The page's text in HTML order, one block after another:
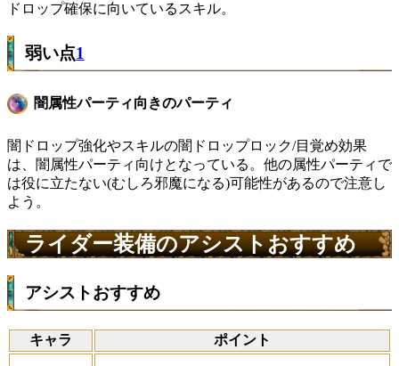
ドロップ確保に向いているスキル。
弱い点1
闇属性パーティ向きのパーティ
闇ドロップ強化やスキルの闇ドロップロック/目覚め効果
は、闇属性パーティ向けとなっている。他の属性パーティで
は役に立たない(むしろ邪魔になる)可能性があるので注意し
よう。
ライダー装備のアシストおすすめ
アシストおすすめ
キャラ ポイント